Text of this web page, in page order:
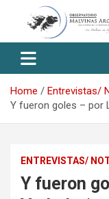
Negro
Home
Entrevistas/
Y fueron goles – por
ENTREVISTAS/
Y fueron